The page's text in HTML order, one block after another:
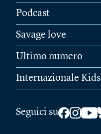
Podcast
Savage love
Ultimo numero
Internazionale Kids
Seguici su